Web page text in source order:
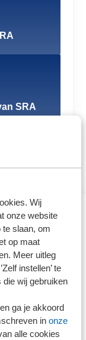
Wij
onze website
te slaan, om
op maat
Meer uitleg
instellen’ te
wij gebruiken
ga je akkoord
in onze
alle cookies
SRA